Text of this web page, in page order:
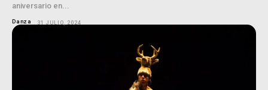
aniversario en...
Danza 31 JULIO, 2024